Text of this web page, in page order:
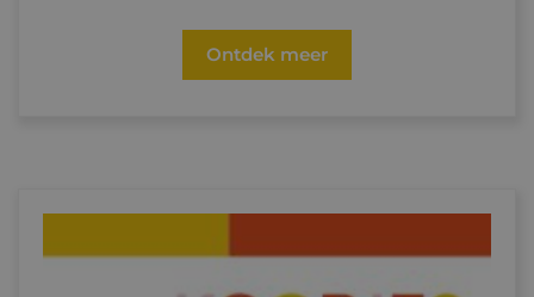
Ontdek meer